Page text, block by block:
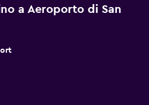
a Aeroporto di San